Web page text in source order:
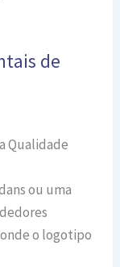
de
Qualidade
ou uma
o logotipo